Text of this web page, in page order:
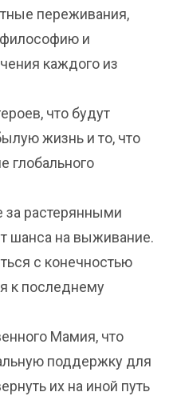
переживания,
философию и
каждого из
что будут
жизнь и то, что
глобального
за растерянными
шанса на выживание.
с конечностью
к последнему
Мамия, что
поддержку для
их на иной путь